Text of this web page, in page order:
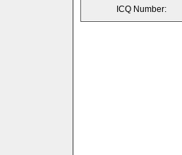
ICQ Number: